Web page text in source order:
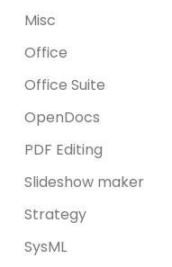
Misc
Office
Office Suite
OpenDocs
PDF Editing
Slideshow maker
Strategy
SysML